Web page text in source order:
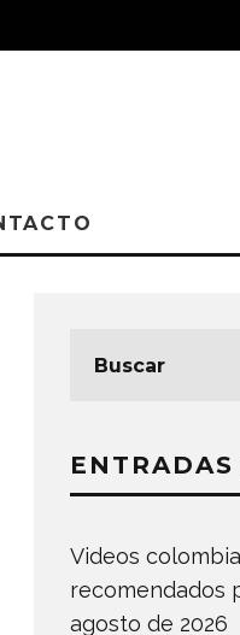
Videos
recomendados
agosto de 2026